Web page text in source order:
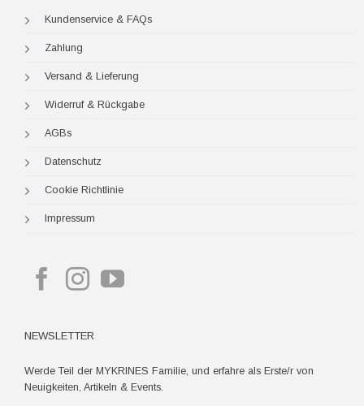
Kundenservice & FAQs
Zahlung
Versand & Lieferung
Widerruf & Rückgabe
AGBs
Datenschutz
Cookie Richtlinie
Impressum
NEWSLETTER
Werde Teil der MYKRINES Familie, und erfahre als Erste/r von
Neuigkeiten, Artikeln & Events.